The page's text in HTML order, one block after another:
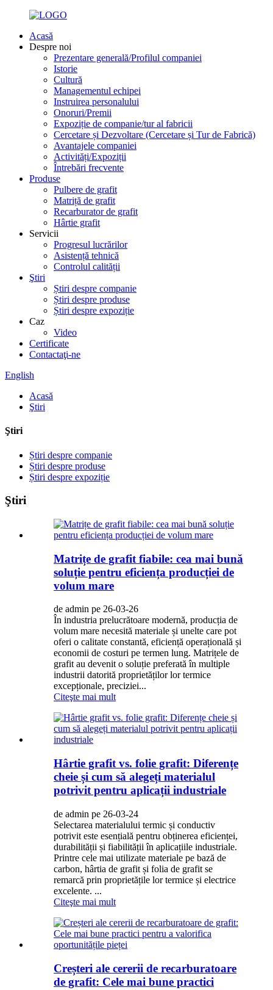
Acasă
Despre noi
Prezentare generală/Profilul companiei
Istorie
Cultură
Managementul echipei
Instruirea personalului
Onoruri/Premii
Expoziție de companie/tur al fabricii
Cercetare și Dezvoltare (Cercetare și Tur de Fabrică)
Avantajele companiei
Activități/Expoziții
Întrebări frecvente
Produse
Pulbere de grafit
Matriță de grafit
Recarburator de grafit
Hârtie grafit
Servicii
Progresul lucrărilor
Asistență tehnică
Controlul calității
Ştiri
Știri despre companie
Știri despre produse
Știri despre expoziție
Caz
Video
Certificate
Contactaţi-ne
English
Acasă
Ştiri
Ştiri
Știri despre companie
Știri despre produse
Știri despre expoziție
Ştiri
Matrițe de grafit fiabile: cea mai bună
soluție pentru eficiența producției de
volum mare
de admin pe 26-03-26
În industria prelucrătoare modernă, producția de
volum mare necesită materiale și unelte care pot
oferi o calitate constantă, eficiență operațională și
economii de costuri pe termen lung. Matrițele de
grafit au devenit o soluție preferată în multiple
industrii datorită proprietăților lor termice
excepționale, preciziei...
Citeşte mai mult
Hârtie grafit vs. folie grafit: Diferențe
cheie și cum să alegeți materialul
potrivit pentru aplicații industriale
de admin pe 26-03-24
Selectarea materialului termic și conductiv
potrivit este esențială pentru obținerea eficienței,
durabilității și fiabilității în aplicațiile industriale.
Printre cele mai utilizate materiale pe bază de
carbon, hârtia de grafit și folia de grafit se
remarcă prin proprietățile lor termice și electrice
excelente. ...
Citeşte mai mult
Creșteri ale cererii de recarburatoare
de grafit: Cele mai bune practici